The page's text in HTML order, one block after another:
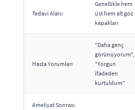
Tedavi Alanı
Genellikle hem
üst hem alt göz
kapakları
Hasta Yorumları
"Daha genç
görünüyorum",
"Yorgun
ifadeden
kurtuldum"
Ameliyat Sonrası